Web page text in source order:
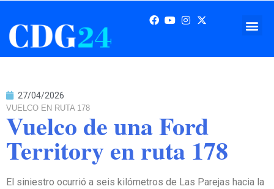
27/04/2026
VUELCO EN RUTA 178
Vuelco de una Ford
Territory en ruta 178
El siniestro ocurrió a seis kilómetros de Las Parejas hacia la